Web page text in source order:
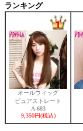
ランキング
オールウィッグ
ピュアストレート
A-683
9,350円(税込)